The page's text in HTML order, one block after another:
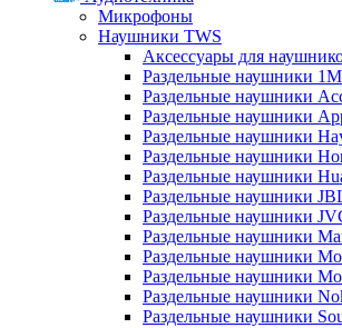
Микрофоны
Наушники TWS
Аксессуары для
Раздельные наушники
Раздельные наушники
Раздельные наушники
Раздельные наушники
Раздельные наушники
Раздельные наушники
Раздельные наушники
Раздельные наушники
Раздельные наушники
Раздельные наушники
Раздельные наушники
Раздельные наушники
Раздельные наушники